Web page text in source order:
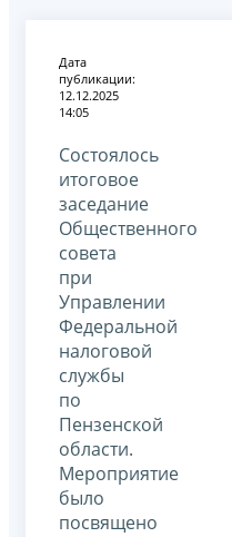
Дата
публикации:
12.12.2025
14:05
Состоялось
итоговое
заседание
Общественного
совета
при
Управлении
Федеральной
налоговой
службы
по
Пензенской
области.
Мероприятие
было
посвящено